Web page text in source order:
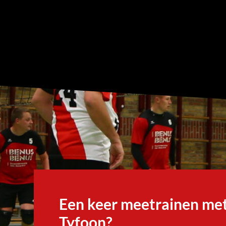
Een keer meetrainen
Tyfoon?